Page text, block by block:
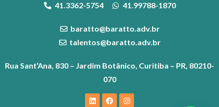
41.3362-5754 41.99788-1870
baratto@baratto.adv.br
talentos@baratto.adv.br
Rua Sant’Ana, 830 – Jardim Botânico, Curitiba – PR, 80210-
070